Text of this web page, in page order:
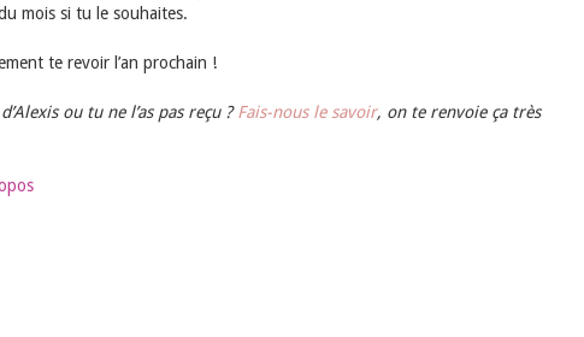
mois si tu le souhaites.
te revoir l’an prochain !
ou tu ne l’as pas reçu ?Fais-nous le savoir, on te renvoie ça très